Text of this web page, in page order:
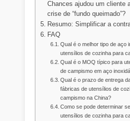
Chances ajudou um cliente
crise de “fundo queimado”?
Resumo: Simplificar a
FAQ
Qual é o melhor tipo de aço
utensílios de cozinha para
Qual é o MOQ típico para
de campismo em aço
Qual é o prazo de entrega
fábricas de utensílios de
campismo na China?
Como se pode determinar
utensílios de cozinha para